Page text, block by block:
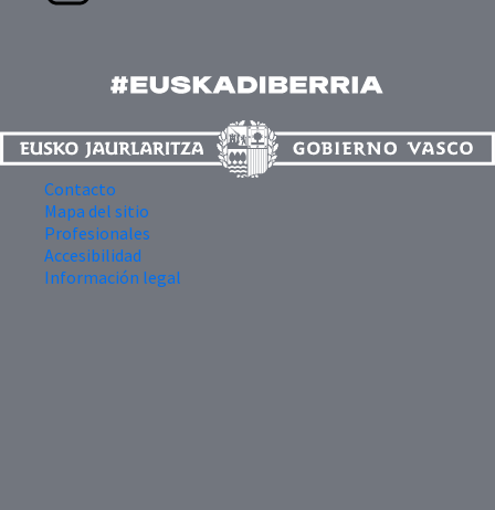
Contacto
Mapa del sitio
Profesionales
Accesibilidad
Información legal